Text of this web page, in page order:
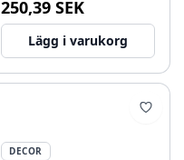
250,39 SEK
Lägg i varukorg
DECOR